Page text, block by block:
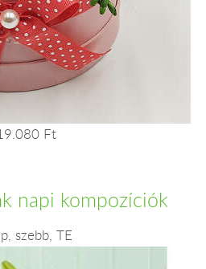
Ft
napi kompozíciók
szebb, TE